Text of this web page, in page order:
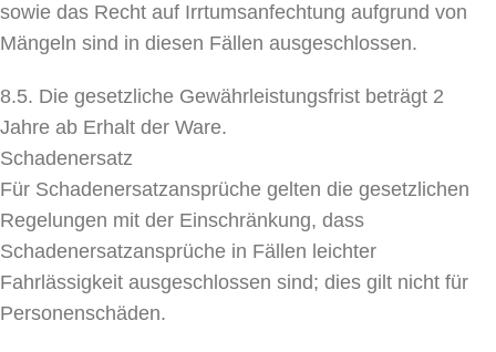
sowie das Recht auf Irrtumsanfechtung aufgrund von
Mängeln sind in diesen Fällen ausgeschlossen.
8.5. Die gesetzliche Gewährleistungsfrist beträgt 2
Jahre ab Erhalt der Ware.
Schadenersatz
Für Schadenersatzansprüche gelten die gesetzlichen
Regelungen mit der Einschränkung, dass
Schadenersatzansprüche in Fällen leichter
Fahrlässigkeit ausgeschlossen sind; dies gilt nicht für
Personenschäden.